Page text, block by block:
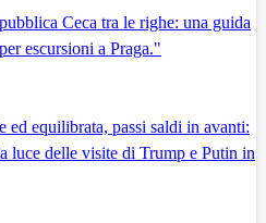
Ceca tra le righe: una guida
escursioni a Praga."
ed equilibrata, passi saldi in avanti:
luce delle visite di Trump e Putin in